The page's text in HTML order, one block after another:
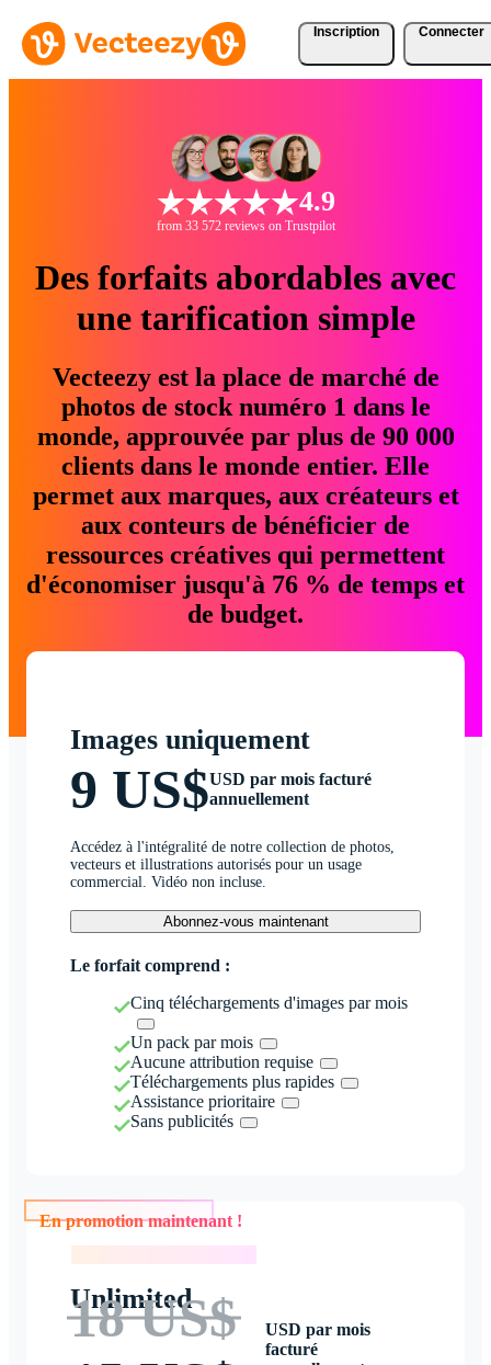
Inscription Connecter
4.9
from 33 572 reviews on Trustpilot
Des forfaits abordables avec
une tarification simple
Vecteezy est la place de marché de
photos de stock numéro 1 dans le
monde, approuvée par plus de 90 000
clients dans le monde entier. Elle
permet aux marques, aux créateurs et
aux conteurs de bénéficier de
ressources créatives qui permettent
d'économiser jusqu'à 76 % de temps et
de budget.
Images uniquement
9 US$USD par mois facturé
annuellement
Accédez à l'intégralité de notre collection de photos,
vecteurs et illustrations autorisés pour un usage
commercial. Vidéo non incluse.
Abonnez-vous maintenant
Le forfait comprend :
Cinq téléchargements d'images par mois
Un pack par mois
Aucune attribution requise
Téléchargements plus rapides
Assistance prioritaire
Sans publicités
En promotion maintenant !
Unlimited
18 US$
USD par mois
facturé